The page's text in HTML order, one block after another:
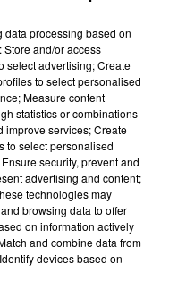
dans le
data processing based on
and/or access
select advertising; Create
to select personalised
Measure content
statistics or combinations
improve services; Create
to select personalised
security, prevent and
advertising and content;
technologies may
browsing data to offer
on information actively
and combine data from
devices based on